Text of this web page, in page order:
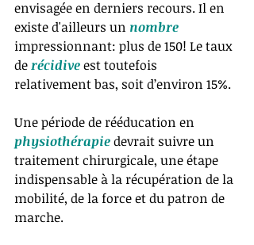
envisagée en derniers recours. Il en
existe d'ailleurs un nombre
impressionnant: plus de 150! Le taux
de récidive est toutefois
relativement bas, soit d’environ 15%.
Une période de rééducation en
physiothérapie devrait suivre un
traitement chirurgicale, une étape
indispensable à la récupération de la
mobilité, de la force et du patron de
marche.